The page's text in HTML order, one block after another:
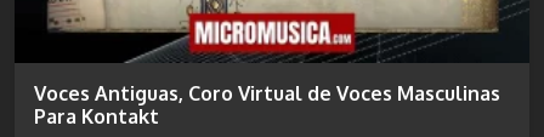
Voces Antiguas, Coro Virtual de Voces Masculinas
Para Kontakt